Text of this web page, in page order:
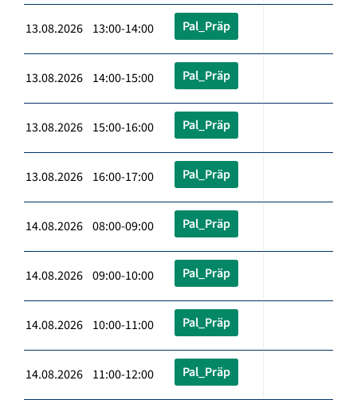
13.08.2026 13:00-14:00 Pal_Präp
13.08.2026 14:00-15:00 Pal_Präp
13.08.2026 15:00-16:00 Pal_Präp
13.08.2026 16:00-17:00 Pal_Präp
14.08.2026 08:00-09:00 Pal_Präp
14.08.2026 09:00-10:00 Pal_Präp
14.08.2026 10:00-11:00 Pal_Präp
14.08.2026 11:00-12:00 Pal_Präp